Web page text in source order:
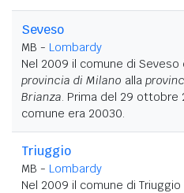
Seveso
MB - Lombardy
Nel 2009 il comune di
provincia di Milano alla
Brianza. Prima del 29 ottobre
comune era 20030.
Triuggio
MB - Lombardy
Nel 2009 il comune di